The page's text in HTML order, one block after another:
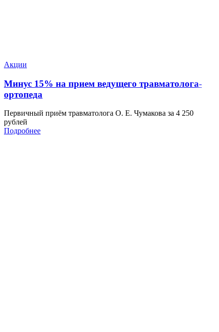
Акции
Минус 15% на прием ведущего травматолога-
ортопеда
Первичный приём травматолога О. Е. Чумакова за 4 250
рублей
Подробнее